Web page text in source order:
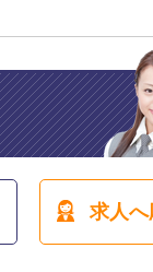
求人へ